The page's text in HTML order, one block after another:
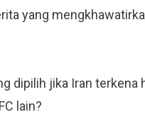
yang
dipilih jika Iran terkena
lain?